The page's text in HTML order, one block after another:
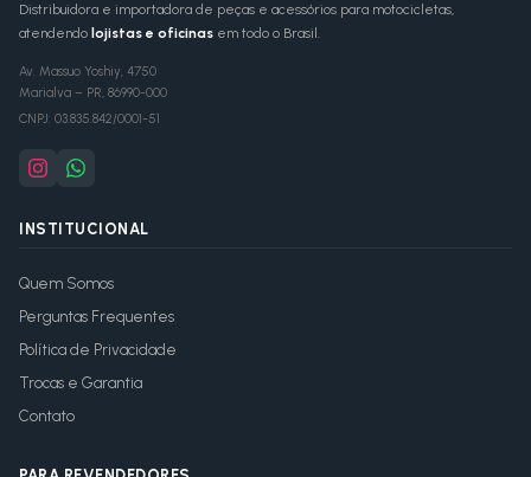
Distribuidora e importadora de peças e acessórios para motocicletas,
atendendo lojistas e oficinas em todo o Brasil.
Av. Massuo Yoshiy, 4750
Marialva – PR, 86990-000
CNPJ: 03.835.842/0001-51
INSTITUCIONAL
Quem Somos
Perguntas Frequentes
Política de Privacidade
Trocas e Garantia
Contato